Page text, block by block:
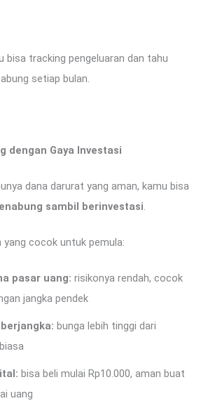
bisa tracking pengeluaran dan tahu
setiap bulan.
dengan Gaya Investasi
dana darurat yang aman, kamu bisa
sambil berinvestasi.
cocok untuk pemula:
pasar uang: risikonya rendah, cocok
jangka pendek
bunga lebih tinggi dari
bisa beli mulai Rp10.000, aman buat
uang